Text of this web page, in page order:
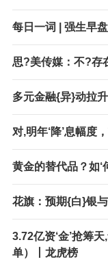
每日一词 | 强生早
思?美传媒：不?存
多元金融{异}动拉
对,明年‘降’息幅度
黄金的替代品？如‘
花旗：预期{白}银
3.72亿资‘金’抢筹
单）丨龙虎榜